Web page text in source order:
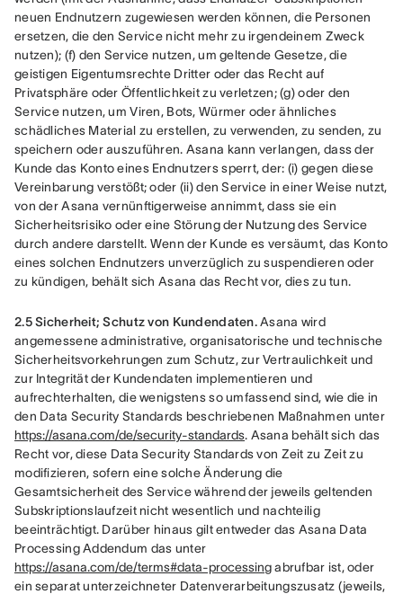
neuen Endnutzern zugewiesen werden können, die Personen
ersetzen, die den Service nicht mehr zu irgendeinem Zweck
nutzen); (f) den Service nutzen, um geltende Gesetze, die
geistigen Eigentumsrechte Dritter oder das Recht auf
Privatsphäre oder Öffentlichkeit zu verletzen; (g) oder den
Service nutzen, um Viren, Bots, Würmer oder ähnliches
schädliches Material zu erstellen, zu verwenden, zu senden, zu
speichern oder auszuführen. Asana kann verlangen, dass der
Kunde das Konto eines Endnutzers sperrt, der: (i) gegen diese
Vereinbarung verstößt; oder (ii) den Service in einer Weise nutzt,
von der Asana vernünftigerweise annimmt, dass sie ein
Sicherheitsrisiko oder eine Störung der Nutzung des Service
durch andere darstellt. Wenn der Kunde es versäumt, das Konto
eines solchen Endnutzers unverzüglich zu suspendieren oder
zu kündigen, behält sich Asana das Recht vor, dies zu tun.
2.5 Sicherheit; Schutz von Kundendaten. Asana wird
angemessene administrative, organisatorische und technische
Sicherheitsvorkehrungen zum Schutz, zur Vertraulichkeit und
zur Integrität der Kundendaten implementieren und
aufrechterhalten, die wenigstens so umfassend sind, wie die in
den Data Security Standards beschriebenen Maßnahmen unter
https://asana.com/de/security-standards. Asana behält sich das
Recht vor, diese Data Security Standards von Zeit zu Zeit zu
modifizieren, sofern eine solche Änderung die
Gesamtsicherheit des Service während der jeweils geltenden
Subskriptionslaufzeit nicht wesentlich und nachteilig
beeinträchtigt. Darüber hinaus gilt entweder das Asana Data
https://asana.com/de/terms#data-processing abrufbar ist, oder
ein separat unterzeichneter Datenverarbeitungszusatz (jeweils,